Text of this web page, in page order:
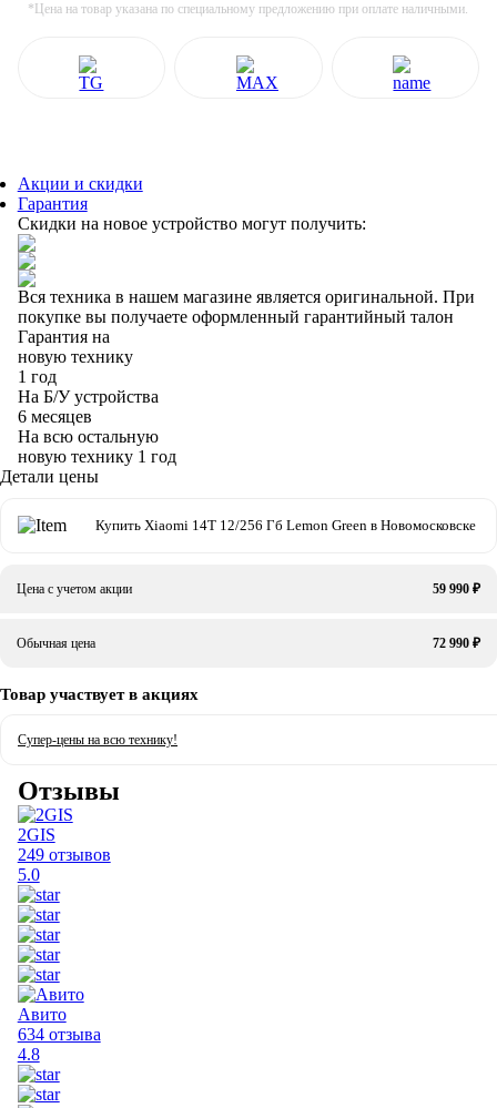
*Цена на товар указана по специальному предложению при оплате наличными.
Акции и скидки
Гарантия
Скидки на новое устройство могут получить:
Вся техника в нашем магазине является оригинальной. При
покупке вы получаете оформленный гарантийный талон
Гарантия на
новую технику
1 год
На Б/У устройства
6 месяцев
На всю остальную
новую технику 1 год
Детали цены
Купить Xiaomi 14T 12/256 Гб Lemon Green в Новомосковске
Цена с учетом акции 59 990 ₽
Обычная цена 72 990 ₽
Товар участвует в акциях
Супер-цены на всю технику!
Отзывы
2GIS
249 отзывов
5.0
Авито
634 отзыва
4.8